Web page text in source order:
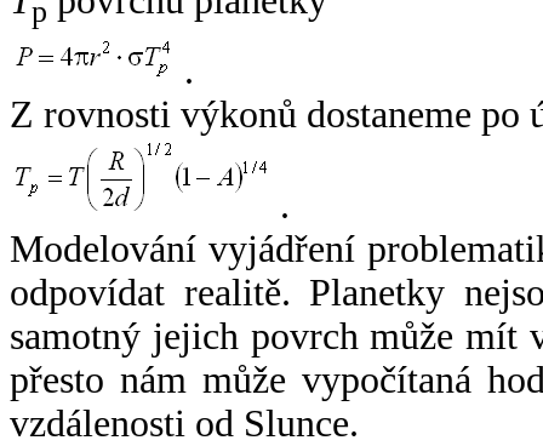
p
.
Z rovnosti výkonů dostaneme po
.
Modelování vyjádření
odpovídat realitě. Planetky
samotný jejich povrch může mít
přesto nám může vypočítaná
vzdálenosti od Slunce.